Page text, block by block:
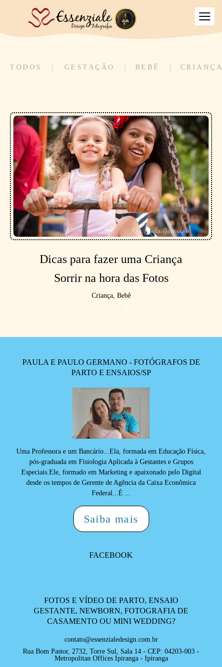
TODOS GESTAÇÃO BEBÊ
Dicas para fazer uma Criança
Sorrir na hora das Fotos
Criança, Bebê
PAULA E PAULO GERMANO - FOTÓGRAFOS DE
PARTO E ENSAIOS/SP
Uma Professora e um Bancário...Ela, formada em Educação Física,
pós-graduada em Fisiologia Aplicada à Gestantes e Grupos
Especiais.Ele, formado em Marketing e apaixonado pelo Digital
desde os tempos de Gerente de Agência da Caixa Econômica
Federal...É ...
Saiba mais
FACEBOOK
FOTOS E VÍDEO DE PARTO, ENSAIO
GESTANTE, NEWBORN, FOTOGRAFIA DE
CASAMENTO OU MINI WEDDING?
contato@essenzialedesign.com.br
Rua Bom Pastor, 2732, Torre Sul, Sala 14 - CEP: 04203-003 -
Metropolitan Offices Ipiranga - Ipiranga